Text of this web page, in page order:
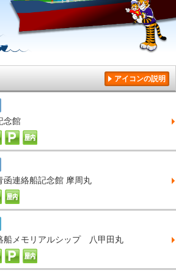
アイコンの説明
念館
函連絡船記念館 摩周丸
船メモリアルシップ 八甲田丸